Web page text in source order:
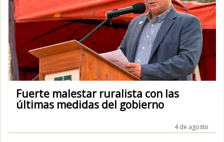
Fuerte malestar ruralista con las
últimas medidas del gobierno
4 de agosto